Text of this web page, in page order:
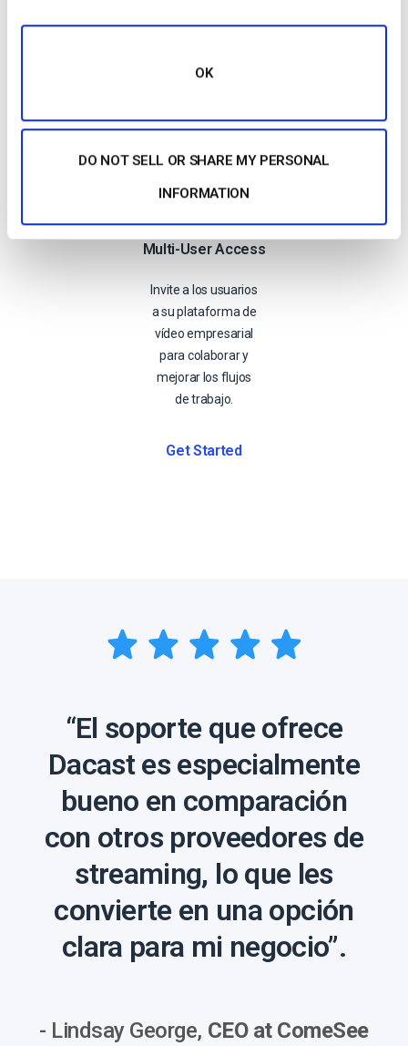
OK
DO NOT SELL OR SHARE MY PERSONAL
INFORMATION
Visite
Multi-User Access
Invite a los usuarios
a su plataforma de
vídeo empresarial
para colaborar y
mejorar los flujos
de trabajo.
Get Started
“El soporte que ofrece
Dacast es especialmente
bueno en comparación
con otros proveedores de
streaming, lo que les
convierte en una opción
clara para mi negocio”.
- Lindsay George, CEO at ComeSee